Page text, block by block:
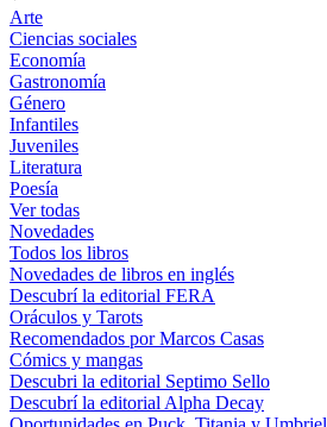
Arte
Ciencias sociales
Economía
Gastronomía
Género
Infantiles
Juveniles
Literatura
Poesía
Ver todas
Novedades
Todos los libros
Novedades de libros en inglés
Descubrí la editorial FERA
Oráculos y Tarots
Recomendados por Marcos Casas
Cómics y mangas
Descubri la editorial Septimo Sello
Descubrí la editorial Alpha Decay